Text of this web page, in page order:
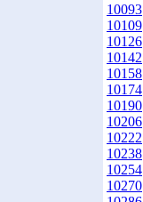
10093
10109
10126
10142
10158
10174
10190
10206
10222
10238
10254
10270